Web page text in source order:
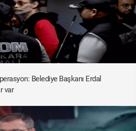
Belediye Başkanı Erdal
var